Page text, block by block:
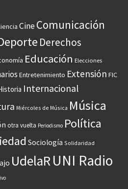
CineComunicación
Derechos
Educación Elecciones
Entretenimiento Extensión FIC
Internacional
Miércoles de Música Música
otra vuelta Periodismo Política
Sociología Solidaridad
UdelaR UNI Radio